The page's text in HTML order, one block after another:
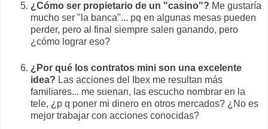
¿Cómo ser propietario de un "casino"? Me gustaría
mucho ser "la banca"... pq en algunas mesas pueden
perder, pero al final siempre salen ganando, pero
¿cómo lograr eso?
¿Por qué los contratos mini son una excelente
idea? Las acciones del Ibex me resultan más
familiares... me suenan, las escucho nombrar en la
tele, ¿p q poner mi dinero en otros mercados? ¿No es
mejor trabajar con acciones conocidas?